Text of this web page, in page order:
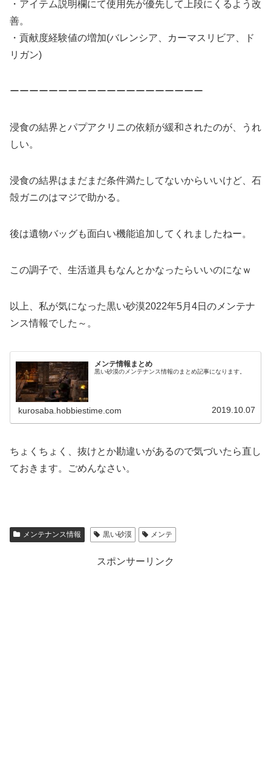
・アイテム説明欄にて使用先が優先して上段にくるよう改
善。
・貢献度経験値の増加(バレンシア、カーマスリビア、ド
リガン)
ーーーーーーーーーーーーーーーーーーーー
浸食の結界とパプアクリニの依頼が緩和されたのが、うれ
しい。
浸食の結界はまだまだ条件満たしてないからいいけど、石
殻ガニのはマジで助かる。
後は遺物バッグも面白い機能追加してくれましたねー。
この調子で、生活道具もなんとかなったらいいのになｗ
以上、私が気になった黒い砂漠2022年5月4日のメンテナ
ンス情報でした～。
メンテ情報まとめ
黒い砂漠のメンテナンス情報のまとめ記事になります。
kurosaba.hobbiestime.com 2019.10.07
ちょくちょく、抜けとか勘違いがあるので気づいたら直し
ておきます。ごめんなさい。
メンテナンス情報 黒い砂漠 メンテ
スポンサーリンク